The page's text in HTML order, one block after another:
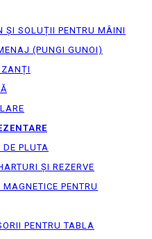
ȘI SOLUȚII PENTRU MÂINI
(PUNGI GUNOI)
DE PLUTA
ȘI REZERVE
MAGNETICE PENTRU
PENTRU TABLA